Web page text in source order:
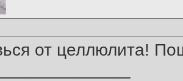
от целлюлита!